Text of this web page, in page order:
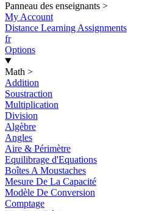
Panneau des enseignants >
My Account
Distance Learning Assignments
fr
Options
Math >
Addition
Soustraction
Multiplication
Division
Algèbre
Angles
Aire & Périmètre
Equilibrage d'Equations
Boîtes A Moustaches
Mesure De La Capacité
Modèle De Conversion
Comptage